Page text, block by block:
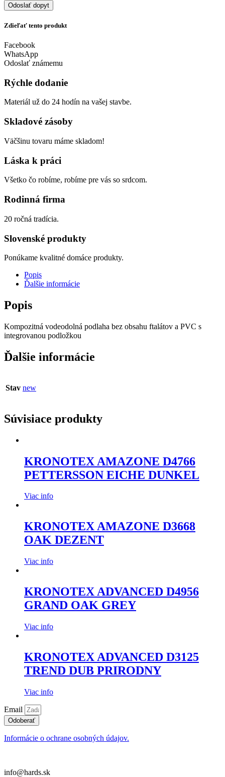
Odoslať dopyt
Zdieľať tento produkt
Facebook
WhatsApp
Odoslať známemu
Rýchle dodanie
Materiál už do 24 hodín na vašej stavbe.
Skladové zásoby
Väčšinu tovaru máme skladom!
Láska k práci
Všetko čo robíme, robíme pre vás so srdcom.
Rodinná firma
20 ročná tradícia.
Slovenské produkty
Ponúkame kvalitné domáce produkty.
Popis
Ďalšie informácie
Popis
Kompozitná vodeodolná podlaha bez obsahu ftalátov a PVC s
integrovanou podložkou
Ďalšie informácie
Stav new
Súvisiace produkty
KRONOTEX AMAZONE D4766
PETTERSSON EICHE DUNKEL
Viac info
KRONOTEX AMAZONE D3668
OAK DEZENT
Viac info
KRONOTEX ADVANCED D4956
GRAND OAK GREY
Viac info
KRONOTEX ADVANCED D3125
TREND DUB PRIRODNY
Viac info
Email
Odoberať
Informácie o ochrane osobných údajov.
info@hards.sk